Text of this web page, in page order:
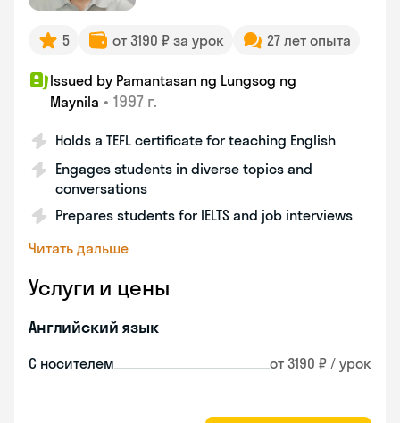
5 от 3190 ₽ за урок 27 лет опыта
Issued by Pamantasan ng Lungsog ng
Maynila • 1997 г.
Holds a TEFL certificate for teaching English
Engages students in diverse topics and
conversations
Prepares students for IELTS and job interviews
Читать дальше
Услуги и цены
Английский язык
С носителем от 3190 ₽ / урок